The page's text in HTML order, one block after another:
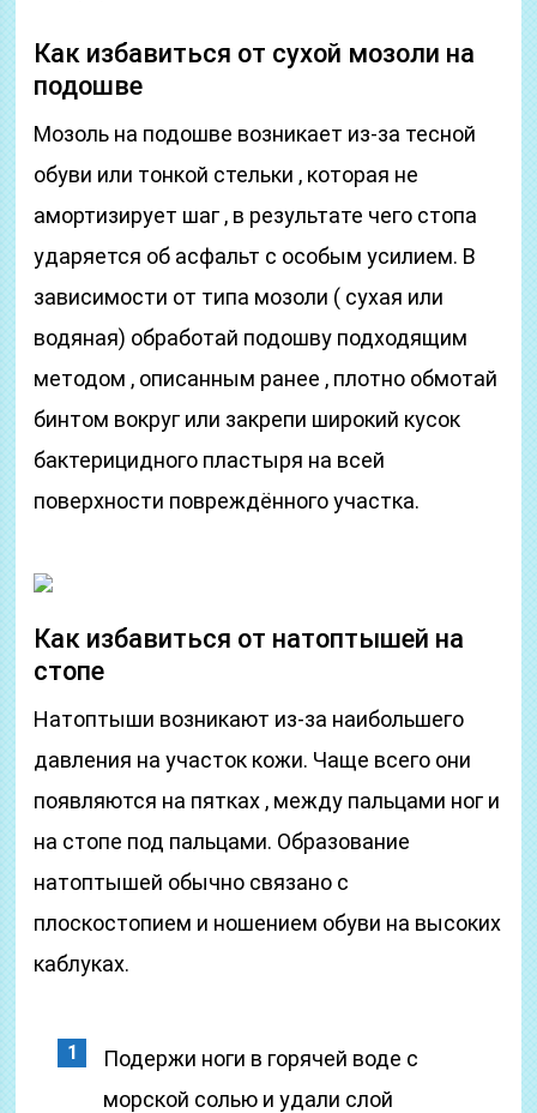
Как избавиться от сухой мозоли на
подошве
Мозоль на подошве возникает из-за тесной
обуви или тонкой стельки , которая не
амортизирует шаг , в результате чего стопа
ударяется об асфальт с особым усилием. В
зависимости от типа мозоли ( сухая или
водяная) обработай подошву подходящим
методом , описанным ранее , плотно обмотай
бинтом вокруг или закрепи широкий кусок
бактерицидного пластыря на всей
поверхности повреждённого участка.
Как избавиться от натоптышей на
стопе
Натоптыши возникают из-за наибольшего
давления на участок кожи. Чаще всего они
появляются на пятках , между пальцами ног и
на стопе под пальцами. Образование
натоптышей обычно связано с
плоскостопием и ношением обуви на высоких
каблуках.
Подержи ноги в горячей воде с
морской солью и удали слой